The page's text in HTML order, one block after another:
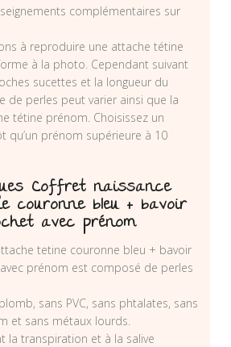
complémentaires sur
à reproduire une attache tétine
à la photo. Cependant suivant
sucettes et la longueur du
de perles peut varier ainsi que la
tétine prénom. Choisissez un
qu’un prénom supérieure à 10
Coffret naissance
couronne bleu + bavoir
avec prénom
tetine couronne bleu + bavoir
prénom est composé de perles
sans PVC, sans phtalates, sans
et sans métaux lourds.
la transpiration et à la salive